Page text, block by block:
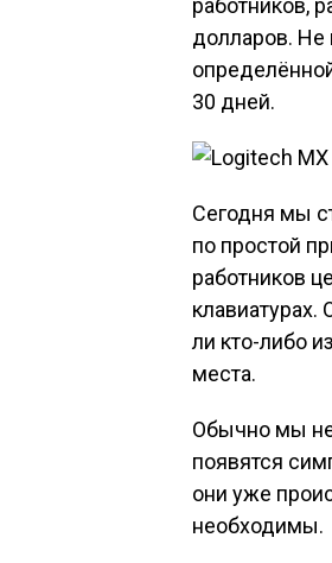
работников,
долларов. Не
30 дней.
Сегодня мы
по простой
работников
ли кто-либо
места.
Обычно мы
появятся
они уже
необходимы.